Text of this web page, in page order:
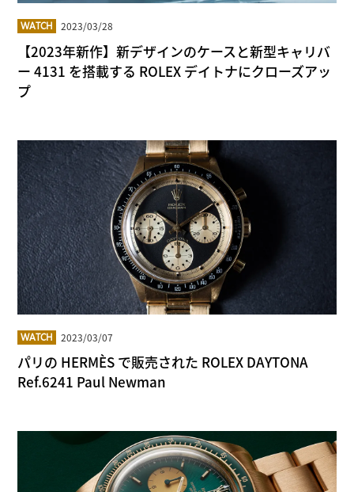
WATCH 2023/03/28
【2023年新作】新デザインのケースと新型キャリバ
ー 4131 を搭載する ROLEX デイトナにクローズアッ
プ
WATCH 2023/03/07
パリの HERMÈS で販売された ROLEX DAYTONA
Ref.6241 Paul Newman